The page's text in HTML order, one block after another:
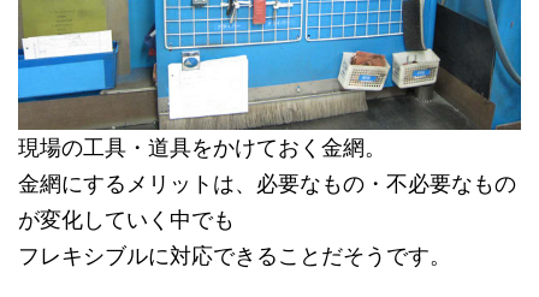
現場の工具・道具をかけておく金網。
金網にするメリットは、必要なもの・不必要なもの
が変化していく中でも
フレキシブルに対応できることだそうです。